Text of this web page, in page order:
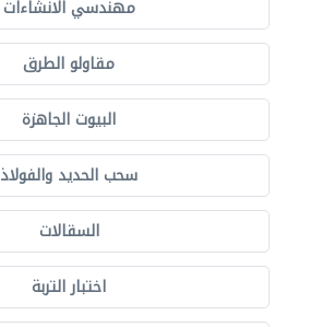
مهندسي الانشاءات
مقاولو الطرق
البيوت الجاهزة
سحب الحديد والفولاذ
السقالات
اختبار التربة